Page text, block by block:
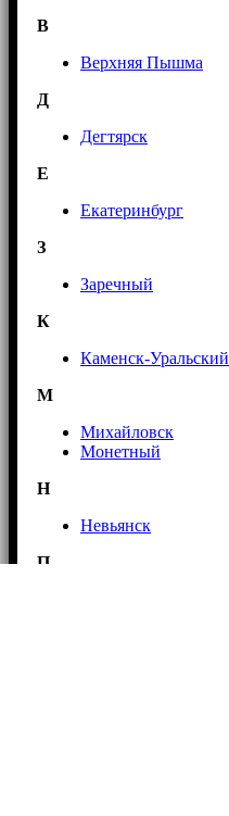
В
Верхняя Пышма
Д
Дегтярск
Е
Екатеринбург
З
Заречный
К
Каменск-Уральский
М
Михайловск
Монетный
Н
Невьянск
П